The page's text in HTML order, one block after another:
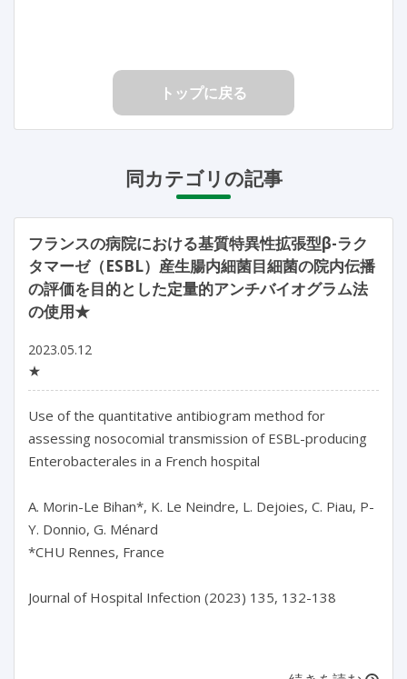
トップに戻る
同カテゴリの記事
フランスの病院における基質特異性拡張型β-ラク
タマーゼ（ESBL）産生腸内細菌目細菌の院内伝播
の評価を目的とした定量的アンチバイオグラム法
の使用★
2023.05.12
★
Use of the quantitative antibiogram method for
assessing nosocomial transmission of ESBL-producing
Enterobacterales in a French hospital
A. Morin-Le Bihan*, K. Le Neindre, L. Dejoies, C. Piau, P-
Y. Donnio, G. Ménard
*CHU Rennes, France
Journal of Hospital Infection (2023) 135, 132-138